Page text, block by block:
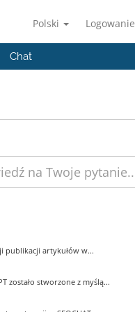
Polski Logowanie
Chat
publikacji artykułów w...
zostało stworzone z myślą...